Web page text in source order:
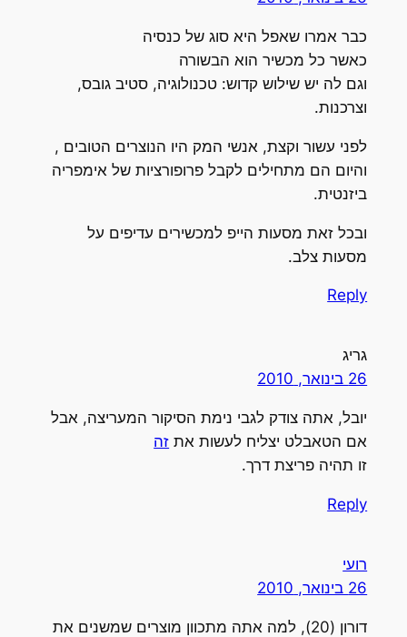
כבר אמרו שאפל היא סוג של כנסיה
כאשר כל מכשיר הוא הבשורה
וגם לה יש שילוש קדוש: טכנולוגיה, סטיב גובס,
וצרכנות.
לפני עשור וקצת, אנשי המק היו הנוצרים הטובים ,
והיום הם מתחילים לקבל פרופורציות של אימפריה
ביזנטית.
ובכל זאת מסעות הייפ למכשירים עדיפים על
מסעות צלב.
Reply
גריג
26 בינואר, 2010
יובל, אתה צודק לגבי נימת הסיקור המעריצה, אבל
אם הטאבלט יצליח לעשות את זה
זו תהיה פריצת דרך.
Reply
רועי
26 בינואר, 2010
דורון (20), למה אתה מתכוון מוצרים שמשנים את